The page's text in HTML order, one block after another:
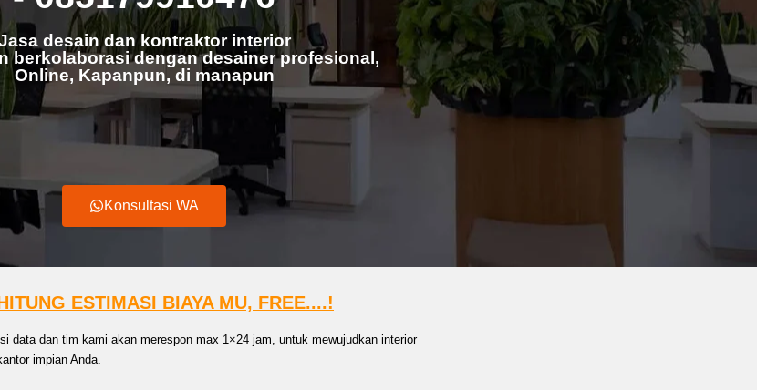
desain dan kontraktor interior
berkolaborasi dengan desainer profesional,
Online, Kapanpun, di manapun
Konsultasi WA
ESTIMASI BIAYA MU, FREE....!
Isi data dan tim kami akan merespon max 1×24 jam, untuk mewujudkan interior
impian Anda.